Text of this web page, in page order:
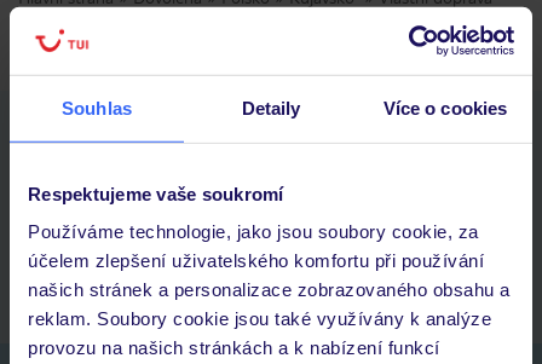
Souhlas Detaily Více o cookies
Respektujeme vaše soukromí
Používáme technologie, jako jsou soubory cookie, za
účelem zlepšení uživatelského komfortu při používání
našich stránek a personalizace zobrazovaného obsahu a
reklam. Soubory cookie jsou také využívány k analýze
provozu na našich stránkách a k nabízení funkcí
seznam oblíbených nabídek a možnost jejich sdílení
historie vyhledávání a naposledy zobrazené nabídky
kontakt s TUI a všechny informace o tvé rezervaci v myTUI